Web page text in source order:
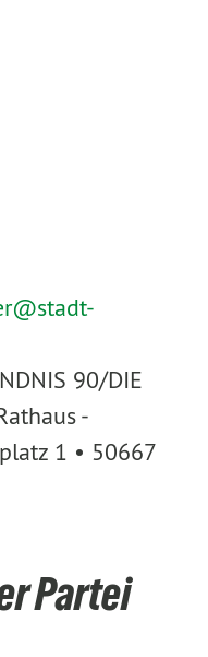
stadt-
90/DIE
-
1 • 50667
Partei